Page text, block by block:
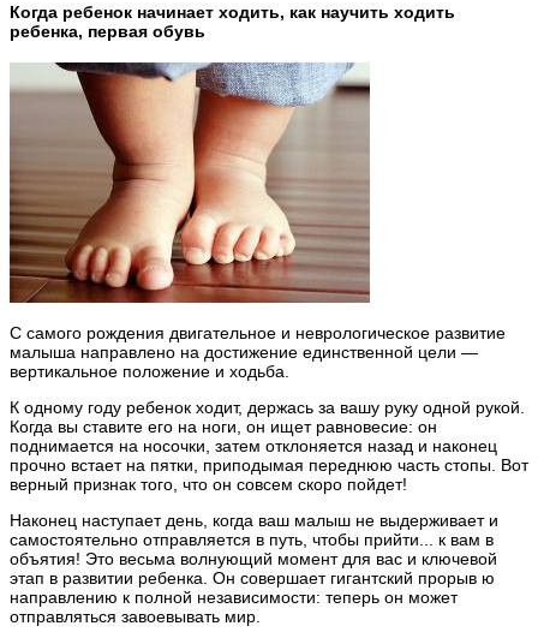
Когда ребенок начинает ходить, как научить ходить
ребенка, первая обувь
С самого рождения двигательное и неврологическое развитие
малыша направлено на достижение единственной цели —
вертикальное положение и ходьба.
К одному году ребенок ходит, держась за вашу руку одной рукой.
Когда вы ставите его на ноги, он ищет равновесие: он
поднимается на носочки, затем отклоняется назад и наконец
прочно встает на пятки, приподымая переднюю часть стопы. Вот
верный признак того, что он совсем скоро пойдет!
Наконец наступает день, когда ваш малыш не выдерживает и
самостоятельно отправляется в путь, чтобы прийти... к вам в
объятия! Это весьма волнующий момент для вас и ключевой
этап в развитии ребенка. Он совершает гигантский прорыв ю
направлению к полной независимости: теперь он может
отправляться завоевывать мир.